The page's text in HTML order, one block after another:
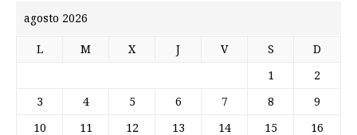
agosto 2026
L M X J V S D
1 2
3 4 5 6 7 8 9
10 11 12 13 14 15 16